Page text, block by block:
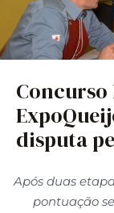
disputa
Após duas
pontuação